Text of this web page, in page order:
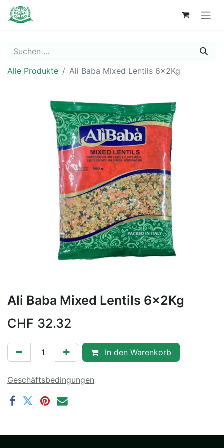
Alle Produkte Ali Baba Mixed Lentils 6x2Kg
Ali Baba Mixed Lentils 6x2Kg
CHF 32.32
In den Warenkorb
Geschäftsbedingungen